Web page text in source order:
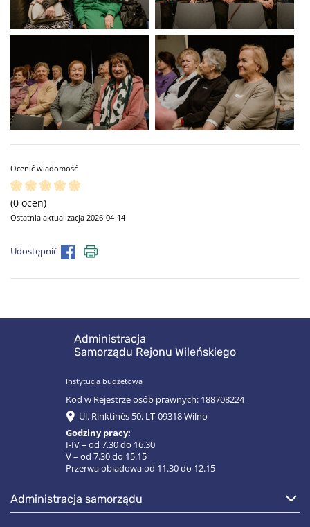
Ocenić wiadomość
(0 ocen)
Ostatnia aktualizacja 2026-04-14
Udostępnić
Administracja
Samorządu Rejonu Wileńskiego
Instytucja budżetowa
Kod w Rejestrze osób prawnych: 188708224
Ul. Rinktinės 50, LT-09318 Wilno
Godziny pracy:
I-IV – od 7.30 do 16.30
V – od 7.30 do 15.15
Przerwa obiadowa od 11.30 do 12.15
administracja samorządu